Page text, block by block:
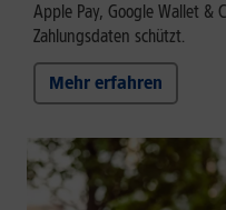
Apple Pay, Google Wallet &
Zahlungsdaten schützt.
Mehr erfahren